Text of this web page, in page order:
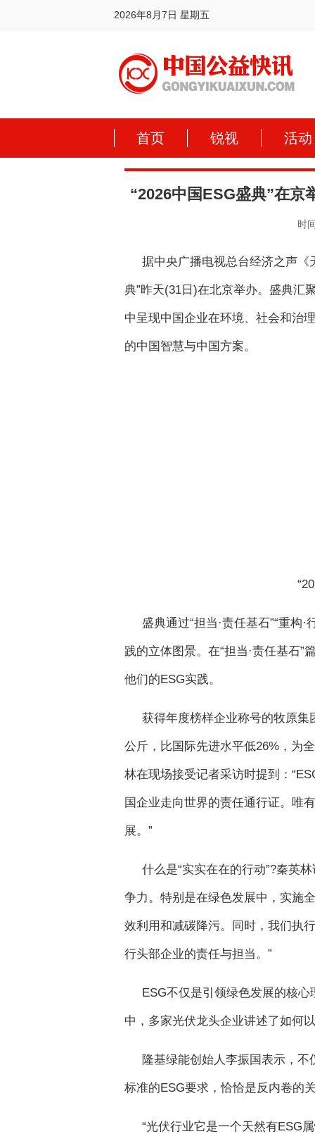
2026年8月7日 星期五
首页 锐视 活动
“2026中国ESG盛典”在京
时
据中央广播电视总台经济之声《
典”昨天(31日)在北京举办。盛典汇
中呈现中国企业在环境、社会和治
的中国智慧与中国方案。
盛典通过“担当·责任基石”“重构
践的立体图景。在“担当·责任基石”
他们的ESG实践。
获得年度榜样企业称号的牧原集
公斤，比国际先进水平低26%，为
林在现场接受记者采访时提到：
国企业走向世界的责任通行证。唯
展。”
什么是“实实在在的行动”?秦英
争力。特别是在绿色发展中，实施
效利用和减碳降污。同时，我们执
行头部企业的责任与担当。”
ESG不仅是引领绿色发展的核心
中，多家光伏龙头企业讲述了如何
隆基绿能创始人李振国表示，
标准的ESG要求，恰恰是反内卷的
“光伏行业它是一个天然有ESG